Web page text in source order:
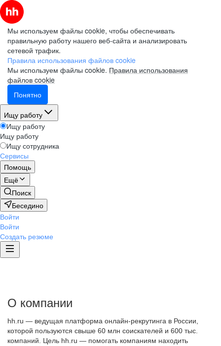
Мы используем файлы cookie, чтобы обеспечивать
правильную работу нашего веб-сайта и анализировать
сетевой трафик.
Правила использования файлов cookie
Мы используем файлы cookie. Правила использования
файлов cookie
Понятно
Ищу работу
Ищу работу
Ищу работу
Ищу сотрудника
Сервисы
Помощь
Ещё
Поиск
Беседино
Войти
Войти
Создать резюме
О компании
hh.ru — ведущая платформа онлайн-рекрутинга в России,
которой пользуются свыше 60 млн соискателей и 600 тыс.
компаний. Цель hh.ru — помогать компаниям находить